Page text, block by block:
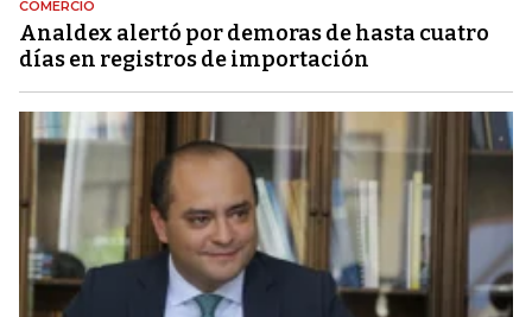
COMERCIO
Analdex alertó por demoras de hasta cuatro
días en registros de importación